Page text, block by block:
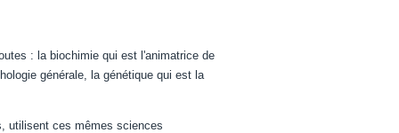
: la biochimie qui est l'animatrice de
générale, la génétique qui est la
utilisent ces mêmes sciences